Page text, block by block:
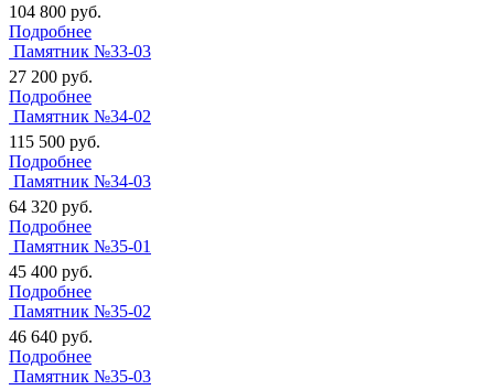
104 800 руб.
Подробнее
Памятник №33-03
27 200 руб.
Подробнее
Памятник №34-02
115 500 руб.
Подробнее
Памятник №34-03
64 320 руб.
Подробнее
Памятник №35-01
45 400 руб.
Подробнее
Памятник №35-02
46 640 руб.
Подробнее
Памятник №35-03